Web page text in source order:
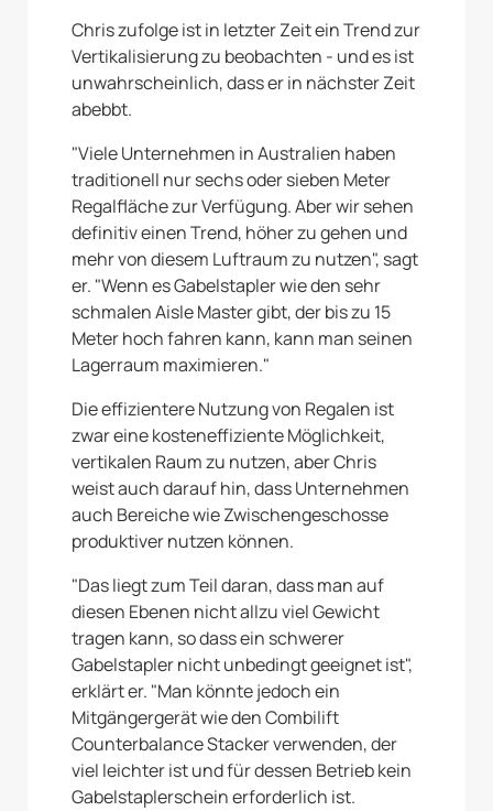
Chris zufolge ist in letzter Zeit ein Trend zur
Vertikalisierung zu beobachten - und es ist
unwahrscheinlich, dass er in nächster Zeit
abebbt.
"Viele Unternehmen in Australien haben
traditionell nur sechs oder sieben Meter
Regalfläche zur Verfügung. Aber wir sehen
definitiv einen Trend, höher zu gehen und
mehr von diesem Luftraum zu nutzen", sagt
er. "Wenn es Gabelstapler wie den sehr
schmalen Aisle Master gibt, der bis zu 15
Meter hoch fahren kann, kann man seinen
Lagerraum maximieren."
Die effizientere Nutzung von Regalen ist
zwar eine kosteneffiziente Möglichkeit,
vertikalen Raum zu nutzen, aber Chris
weist auch darauf hin, dass Unternehmen
auch Bereiche wie Zwischengeschosse
produktiver nutzen können.
"Das liegt zum Teil daran, dass man auf
diesen Ebenen nicht allzu viel Gewicht
tragen kann, so dass ein schwerer
Gabelstapler nicht unbedingt geeignet ist",
erklärt er. "Man könnte jedoch ein
Mitgängergerät wie den Combilift
Counterbalance Stacker verwenden, der
viel leichter ist und für dessen Betrieb kein
Gabelstaplerschein erforderlich ist.